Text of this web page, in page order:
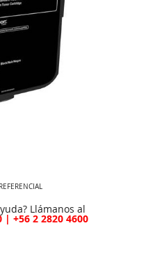
Llámanos al
| +56 2 2820 4600